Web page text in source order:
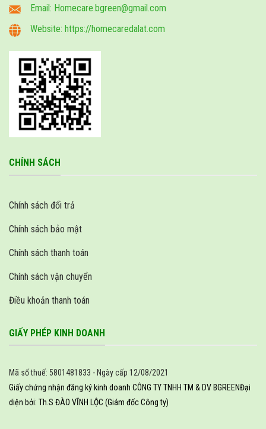
Email: Homecare.bgreen@gmail.com
Website: https://homecaredalat.com
CHÍNH SÁCH
Chính sách đổi trả
Chính sách bảo mật
Chính sách thanh toán
Chính sách vận chuyển
Điều khoản thanh toán
GIẤY PHÉP KINH DOANH
Mã số thuế: 5801481833 - Ngày cấp 12/08/2021
Giấy chứng nhận đăng ký kinh doanh CÔNG TY TNHH TM & DV BGREENĐại
diện bởi: Th.S ĐÀO VĨNH LỘC (Giám đốc Công ty)